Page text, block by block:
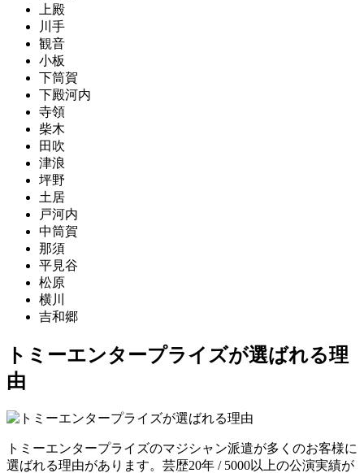
上殿
川手
観音
小板
下筒賀
下殿河内
寺領
柴木
田吹
津浪
坪野
土居
戸河内
中筒賀
那須
平見谷
松原
横川
吉和郷
トミーエンタープライズが選ばれる理
由
トミーエンタープライズのマジシャン派遣が多くのお客様に
選ばれる理由があります。芸歴20年 / 5000以上の公演実績が